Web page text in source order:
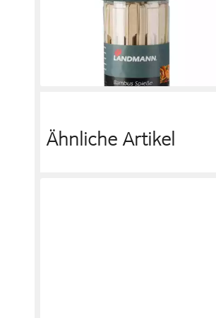
Grillspieß Landmann Bambus-Spieße
100ST Grillspieße Fingerfood
Schaschlikspieße H
lieferbar - in 5-6 Werktagen bei dir
Ähnliche Artikel